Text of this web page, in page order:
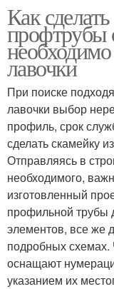
Как
профтрубы
лавочки
При поиске
лавочки выбор
профиль, срок
сделать скамейку
Отправляясь в
необходимого,
изготовленный
профильной трубы
элементов, все же
подробных
оснащают
указанием их